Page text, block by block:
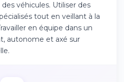
véhicules. Utiliser des
tout en veillant à la
en équipe dans un
autonome et axé sur
sur le web
compte depuis votre